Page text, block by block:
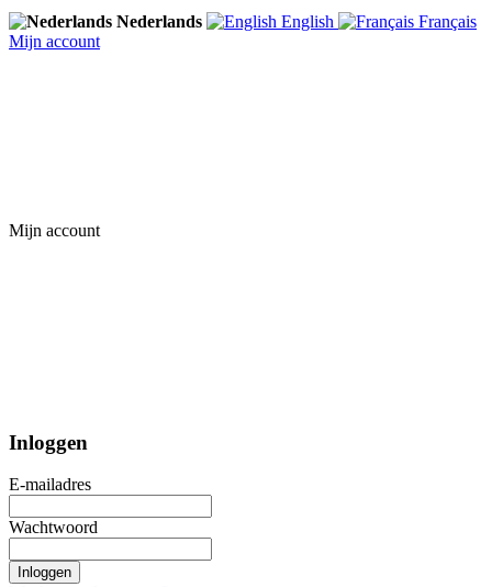
Nederlands English
Français
Mijn account
Mijn account
Inloggen
E-mailadres
Wachtwoord
Inloggen